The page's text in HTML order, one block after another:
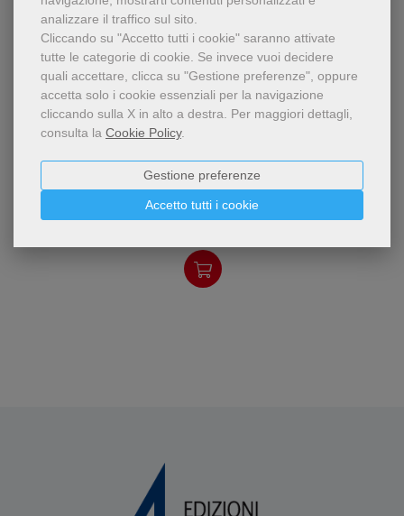
analizzare il traffico sul sito.
Cliccando su "Accetto tutti i cookie" saranno attivate
tutte le categorie di cookie. Se invece vuoi decidere
quali accettare, clicca su "Gestione preferenze", oppure
accetta solo i cookie essenziali per la navigazione
cliccando sulla X in alto a destra. Per maggiori dettagli,
consulta la Cookie Policy.
Accetto tutti i cookie
Gestione preferenze
Brevi riflessioni e
suggestioni alla
contemplazione di Dio nel
creato: deserto, montagna,
mare, isola, strada, tempio,
chiostro, cielo.
Tuoi sono i cieli